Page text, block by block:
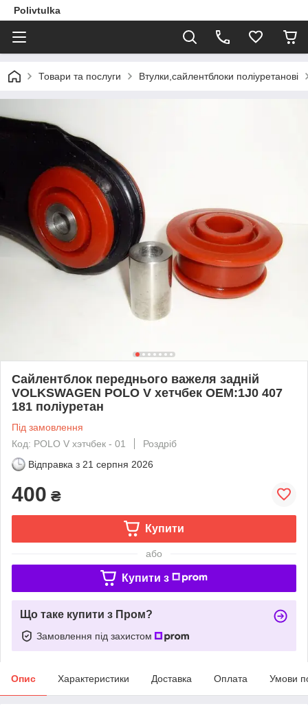
Polivtulka
Товари та послуги Втулки,сайлентблоки поліуретанові
Сайлентблок переднього важеля задній
VOLKSWAGEN POLO V хетчбек OEM:1J0 407
181 поліуретан
Під замовлення
Код: POLO V хэтчбек - 01
Роздріб
Відправка з 21 серпня 2026
400 ₴
Купити
або
Купити з
Що таке купити з Пром?
Замовлення під захистом
Опис Характеристики Доставка Оплата Умови